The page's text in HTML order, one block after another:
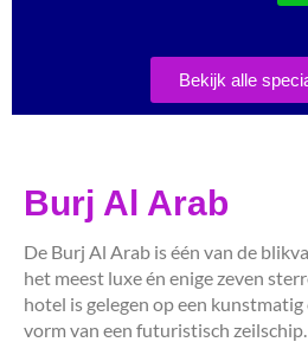
Bekijk alle
Burj Al Arab
De Burj Al Arab is één van de
het meest luxe én enige zeven
hotel is gelegen op een
vorm van een futuristisch